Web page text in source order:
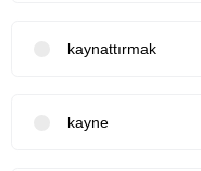
kaynattırmak
kayne